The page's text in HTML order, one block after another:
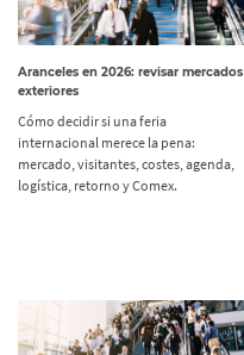
Aranceles en 2026: revisar mercados
exteriores
Cómo decidir si una feria
internacional merece la pena:
mercado, visitantes, costes, agenda,
logística, retorno y Comex.